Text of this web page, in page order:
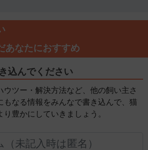
あなたにおすすめ
込んでください
ウツー・解決方法など、他の飼い主さ
もなる情報をみんなで書き込んで、猫
り豊かにしていきましょう。